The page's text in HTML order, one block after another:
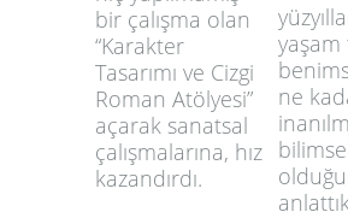
bir çalışma olan
“Karakter
Tasarımı ve Cizgi
Roman Atölyesi”
açarak sanatsal
çalışmalarına, hız
kazandırdı.
yaşam
ne